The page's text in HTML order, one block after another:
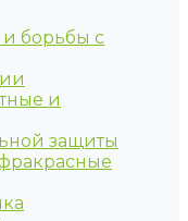
борьбы с
и
защиты